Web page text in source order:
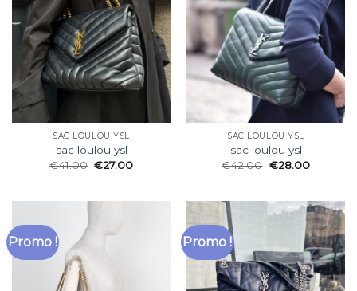
SAC LOULOU YSL
sac loulou ysl
€41.00 €27.00
SAC LOULOU YSL
sac loulou ysl
€42.00 €28.00
Promo ! Promo !